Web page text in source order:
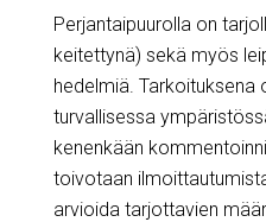
Perjantaipuurolla on
keitettynä) sekä myös
hedelmiä. Tarkoituksena
turvallisessa
kenenkään
toivotaan
arvioida tarjottavien